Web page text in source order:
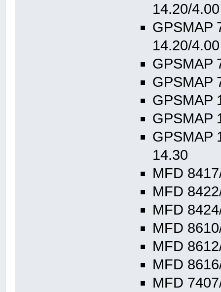
14.20/4.00
GPSMAP
14.20/4.00
GPSMAP
GPSMAP
GPSMAP
GPSMAP
GPSMAP
14.30
MFD
MFD
MFD
MFD
MFD
MFD
MFD